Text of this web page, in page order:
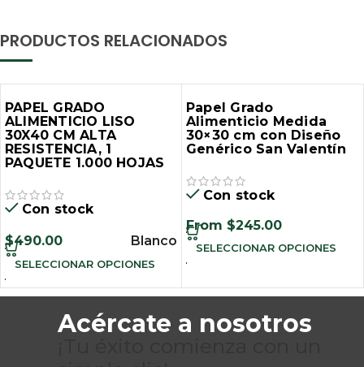
PRODUCTOS RELACIONADOS
PAPEL GRADO
ALIMENTICIO LISO
30X40 CM ALTA
RESISTENCIA, 1
PAQUETE 1.000 HOJAS
Con stock
$490.00 Blanco
SELECCIONAR OPCIONES
Papel Grado
Alimenticio Medida
30×30 cm con Diseño
Genérico San Valentín
Con stock
From $245.00
SELECCIONAR OPCIONES
Acércate a nosotros